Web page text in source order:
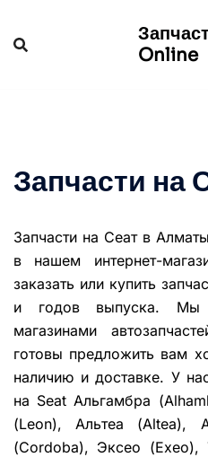
Online
Запчасти на
Запчасти на Сеат в
в нашем интернет-
заказать или купить
и годов выпуска. Мы
магазинами
готовы предложить вам
наличию и доставке. У
на Seat Альгамбра
(Leon), Альтеа (Altea),
(Cordoba), Эксео (Exeo),